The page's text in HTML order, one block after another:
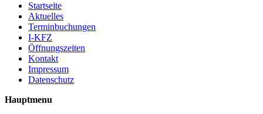
Startseite
Aktuelles
Terminbuchungen
I-KFZ
Öffnungszeiten
Kontakt
Impressum
Datenschutz
Hauptmenu